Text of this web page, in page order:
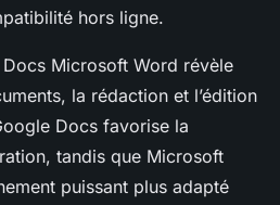
hors ligne.
Microsoft Word révèle
la rédaction et l’édition
Docs favorise la
tandis que Microsoft
puissant plus adapté